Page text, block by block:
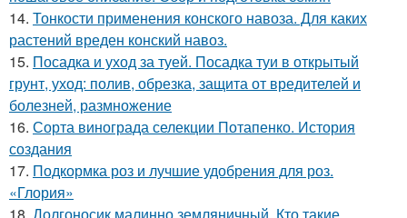
14. Тонкости применения конского навоза. Для каких
растений вреден конский навоз.
15. Посадка и уход за туей. Посадка туи в открытый
грунт, уход: полив, обрезка, защита от вредителей и
болезней, размножение
16. Сорта винограда селекции Потапенко. История
создания
17. Подкормка роз и лучшие удобрения для роз.
«Глория»
18. Долгоносик малинно земляничный. Кто такие